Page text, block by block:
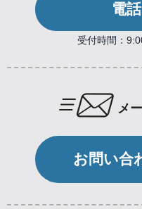
電
受付時間：
メ
お問い合